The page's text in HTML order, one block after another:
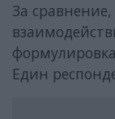
За
Един